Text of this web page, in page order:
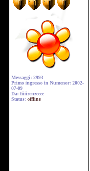
Messaggi: 2993
Primo ingresso in Numenor: 2002-
07-09
Da: fiiiirenzeeee
Status: offline